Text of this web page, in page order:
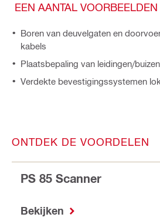
EEN AANTAL VOORBEELDEN
Boren van deuvelgaten en
kabels
Plaatsbepaling van leidingen/
Verdekte bevestigingssystemen
ONTDEK DE VOORDELEN
PS 85 Scanner
Bekijken